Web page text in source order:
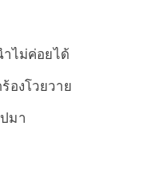
ไม่ค่อยได้
องโวยวาย
มา